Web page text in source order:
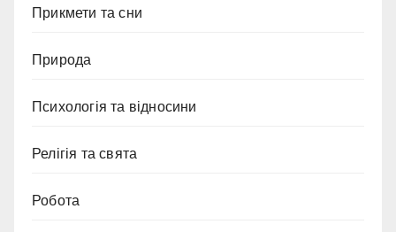
Прикмети та сни
Природа
Психологія та відносини
Релігія та свята
Робота